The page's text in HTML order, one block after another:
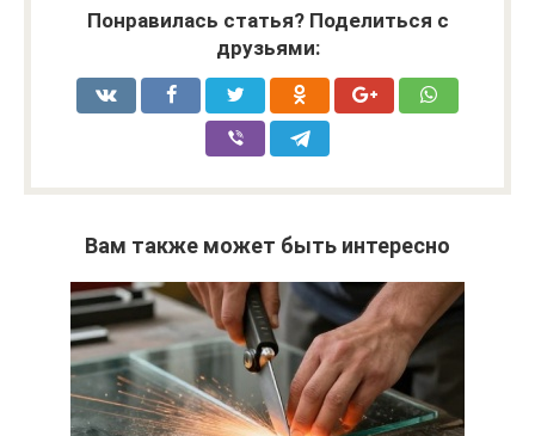
Понравилась статья? Поделиться с
друзьями:
Вам также может быть интересно